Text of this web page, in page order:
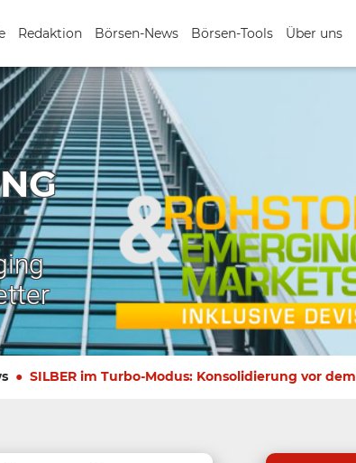
Redaktion Börsen-News Börsen-Tools Über uns
SILBER im Turbo-Modus: Konsolidierung vor